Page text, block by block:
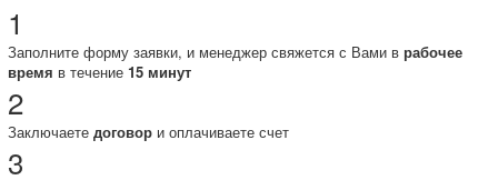
1
Заполните форму заявки, и менеджер свяжется с Вами в рабочее
время в течение 15 минут
2
Заключаете договори оплачиваете счет
3